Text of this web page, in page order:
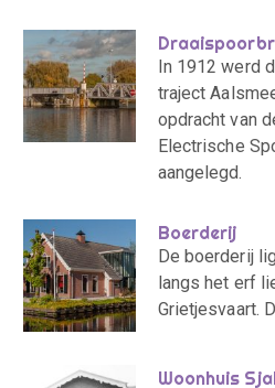
In 1912 werd
traject
opdracht van
Electrische
aangelegd.
Boerderij
De boerderij
langs het erf
Grietjesvaart.
Woonhuis